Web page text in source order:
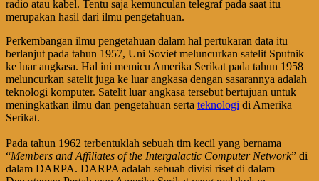
radio atau kabel. Tentu saja kemunculan telegraf pada saat itu
merupakan hasil dari ilmu pengetahuan.
Perkembangan ilmu pengetahuan dalam hal pertukaran data itu
berlanjut pada tahun 1957, Uni Soviet meluncurkan satelit Sputnik
ke luar angkasa. Hal ini memicu Amerika Serikat pada tahun 1958
meluncurkan satelit juga ke luar angkasa dengan sasarannya adalah
teknologi komputer. Satelit luar angkasa tersebut bertujuan untuk
meningkatkan ilmu dan pengetahuan serta teknologi di Amerika
Serikat.
Pada tahun 1962 terbentuklah sebuah tim kecil yang bernama
“Members and Affiliates of the Intergalactic Computer Network” di
dalam DARPA. DARPA adalah sebuah divisi riset di dalam